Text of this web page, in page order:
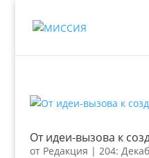
От идеи-вызова к
от Редакция | 204: